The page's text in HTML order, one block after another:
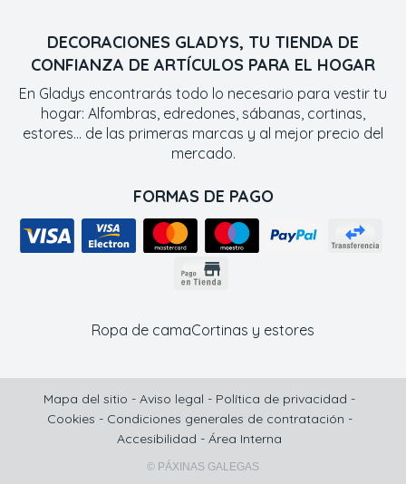
DECORACIONES GLADYS, TU TIENDA DE
CONFIANZA DE ARTÍCULOS PARA EL HOGAR
En Gladys encontrarás todo lo necesario para vestir tu
hogar: Alfombras, edredones, sábanas, cortinas,
estores... de las primeras marcas y al mejor precio del
mercado.
FORMAS DE PAGO
Ropa de camaCortinas y estores
Mapa del sitio - Aviso legal - Política de privacidad -
Cookies - Condiciones generales de contratación -
Accesibilidad - Área Interna
© PÁXINAS GALEGAS